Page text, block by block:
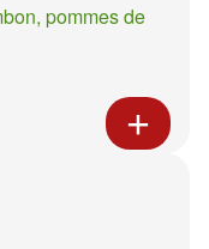
pommes de